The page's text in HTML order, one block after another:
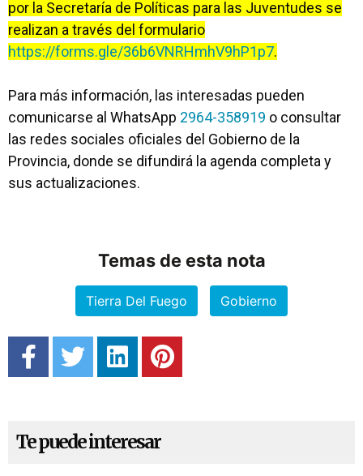
por la Secretaría de Políticas para las Juventudes se
realizan a través del formulario
https://forms.gle/36b6VNRHmhV9hP1p7.
Para más información, las interesadas pueden
comunicarse al WhatsApp 2964-358919 o consultar
las redes sociales oficiales del Gobierno de la
Provincia, donde se difundirá la agenda completa y
sus actualizaciones.
Temas de esta nota
Tierra Del Fuego Gobierno
Te puede interesar